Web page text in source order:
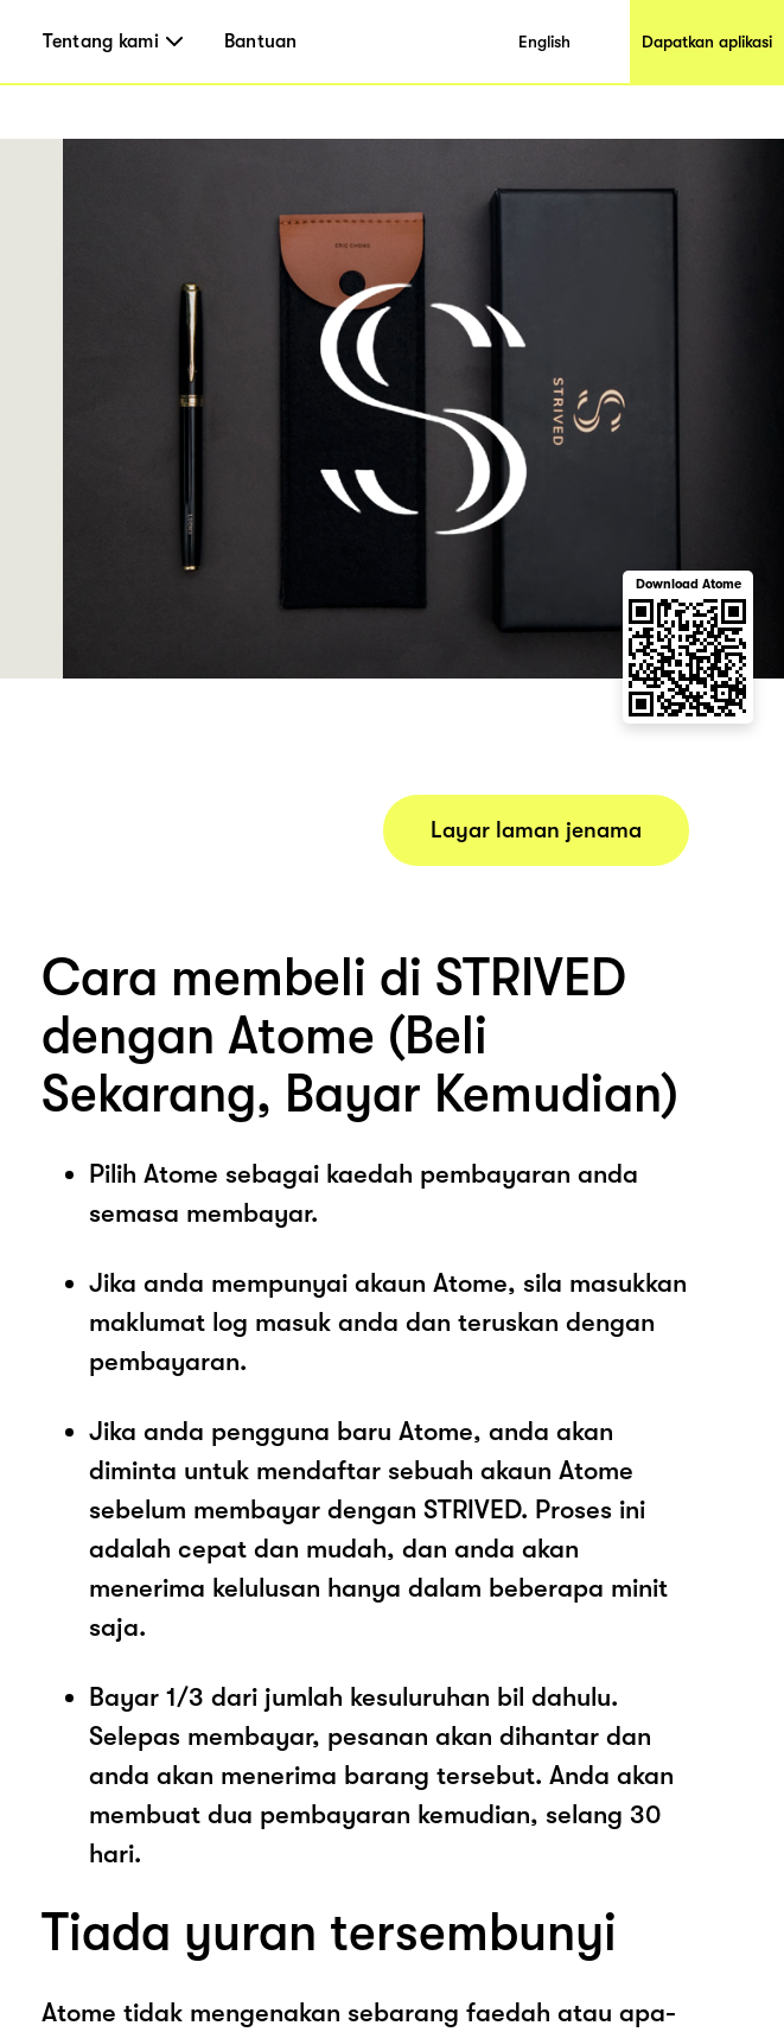
Tentang kami Bantuan English Dapatkan aplikasi
Download Atome
Layar laman jenama
Cara membeli di STRIVED
dengan Atome (Beli
Sekarang, Bayar Kemudian)
Pilih Atome sebagai kaedah pembayaran anda
semasa membayar.
Jika anda mempunyai akaun Atome, sila masukkan
maklumat log masuk anda dan teruskan dengan
pembayaran.
Jika anda pengguna baru Atome, anda akan
diminta untuk mendaftar sebuah akaun Atome
sebelum membayar dengan STRIVED. Proses ini
adalah cepat dan mudah, dan anda akan
menerima kelulusan hanya dalam beberapa minit
saja.
Bayar 1/3 dari jumlah kesuluruhan bil dahulu.
Selepas membayar, pesanan akan dihantar dan
anda akan menerima barang tersebut. Anda akan
membuat dua pembayaran kemudian, selang 30
hari.
Tiada yuran tersembunyi
Atome tidak mengenakan sebarang faedah atau apa-